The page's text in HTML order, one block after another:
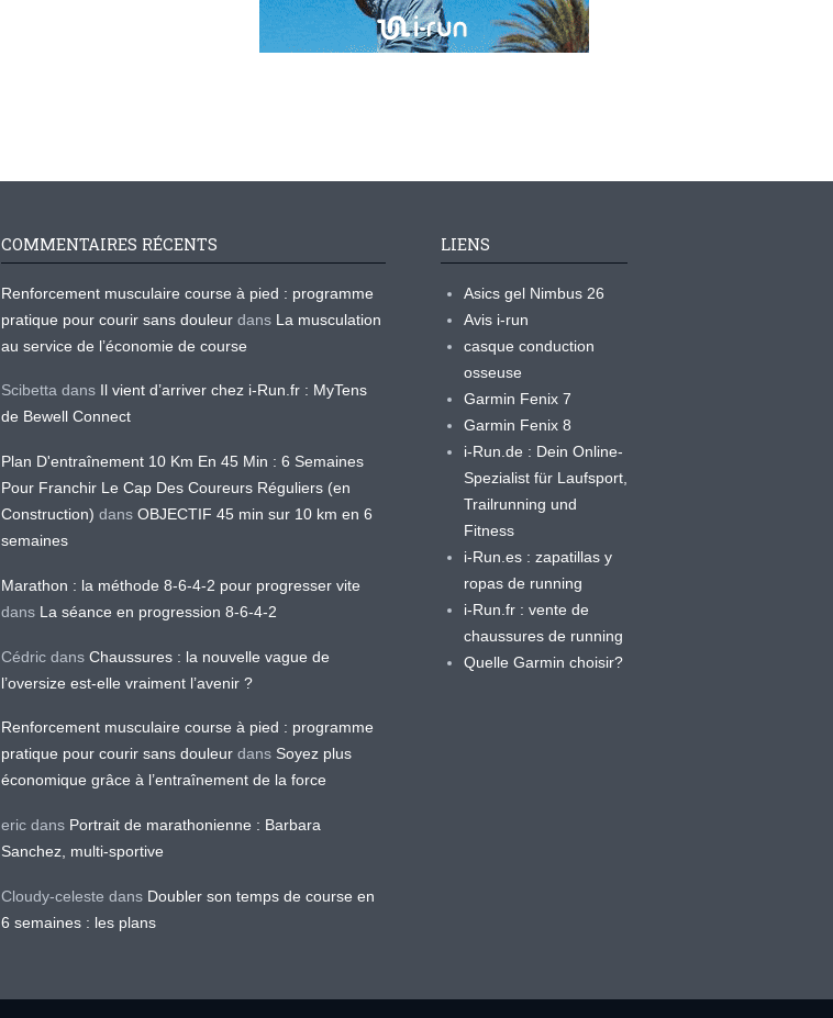
COMMENTAIRES RÉCENTS
Renforcement musculaire course à pied : programme
pratique pour courir sans douleur dans La musculation
au service de l’économie de course
Scibetta dans Il vient d’arriver chez i-Run.fr : MyTens
de Bewell Connect
Plan D'entraînement 10 Km En 45 Min : 6 Semaines
Pour Franchir Le Cap Des Coureurs Réguliers (en
Construction) dans OBJECTIF 45 min sur 10 km en 6
semaines
Marathon : la méthode 8-6-4-2 pour progresser vite
dans La séance en progression 8-6-4-2
Cédric dans Chaussures : la nouvelle vague de
l’oversize est-elle vraiment l’avenir ?
Renforcement musculaire course à pied : programme
pratique pour courir sans douleur dans Soyez plus
économique grâce à l’entraînement de la force
eric dans Portrait de marathonienne : Barbara
Sanchez, multi-sportive
Cloudy-celeste dans Doubler son temps de course en
6 semaines : les plans
LIENS
Asics gel Nimbus 26
Avis i-run
casque conduction
osseuse
Garmin Fenix 7
Garmin Fenix 8
i-Run.de : Dein Online-
Spezialist für Laufsport,
Trailrunning und
Fitness
i-Run.es : zapatillas y
ropas de running
i-Run.fr : vente de
chaussures de running
Quelle Garmin choisir?